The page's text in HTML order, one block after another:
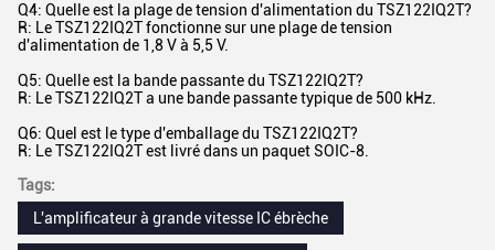
Q4: Quelle est la plage de tension d'alimentation du TSZ122IQ2T?
R: Le TSZ122IQ2T fonctionne sur une plage de tension
d'alimentation de 1,8 V à 5,5 V.
Q5: Quelle est la bande passante du TSZ122IQ2T?
R: Le TSZ122IQ2T a une bande passante typique de 500 kHz.
Q6: Quel est le type d'emballage du TSZ122IQ2T?
R: Le TSZ122IQ2T est livré dans un paquet SOIC-8.
Tags:
L'amplificateur à grande vitesse IC ébrèche